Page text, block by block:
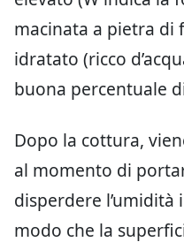
macinata a pietra di
idratato (ricco
buona percentuale
Dopo la cottura,
al momento di
disperdere l’umidità
modo che la